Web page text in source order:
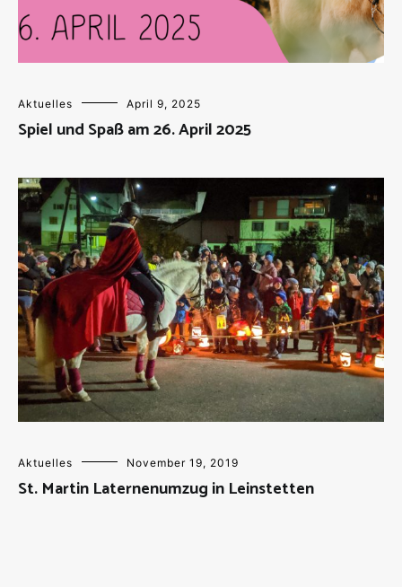
Aktuelles April 9, 2025
Spiel und Spaß am 26. April 2025
Aktuelles November 19, 2019
St. Martin Laternenumzug in Leinstetten